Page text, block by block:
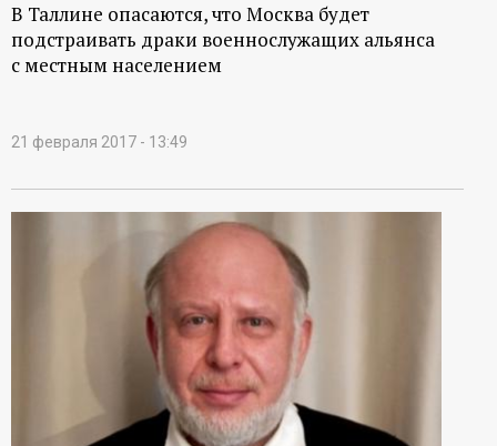
В Таллине опасаются, что Москва будет
подстраивать драки военнослужащих альянса
с местным населением
21 февраля 2017 - 13:49